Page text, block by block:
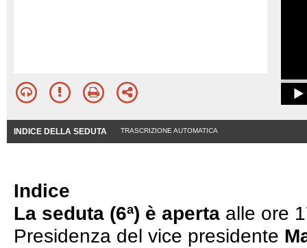
INDICE DELLA SEDUTA TRASCRIZIONE AUTOMATICA
Indice
La seduta (6ª) è aperta alle ore
Presidenza del vice presidente